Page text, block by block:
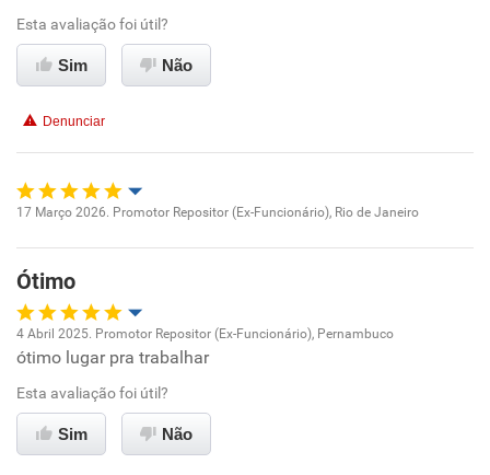
Esta avaliação foi útil?
Sim Não
Denunciar
Ambiente de trabalho
Conciliação com a vida familiar
Benefícios
Recomenda esta empresa
17 Março 2026. Promotor Repositor (Ex-Funcionário), Rio de Janeiro
Ótimo
Oportunidade de promoção
Ambiente de trabalho
4 Abril 2025. Promotor Repositor (Ex-Funcionário), Pernambuco
ótimo lugar pra trabalhar
Esta avaliação foi útil?
Sim Não